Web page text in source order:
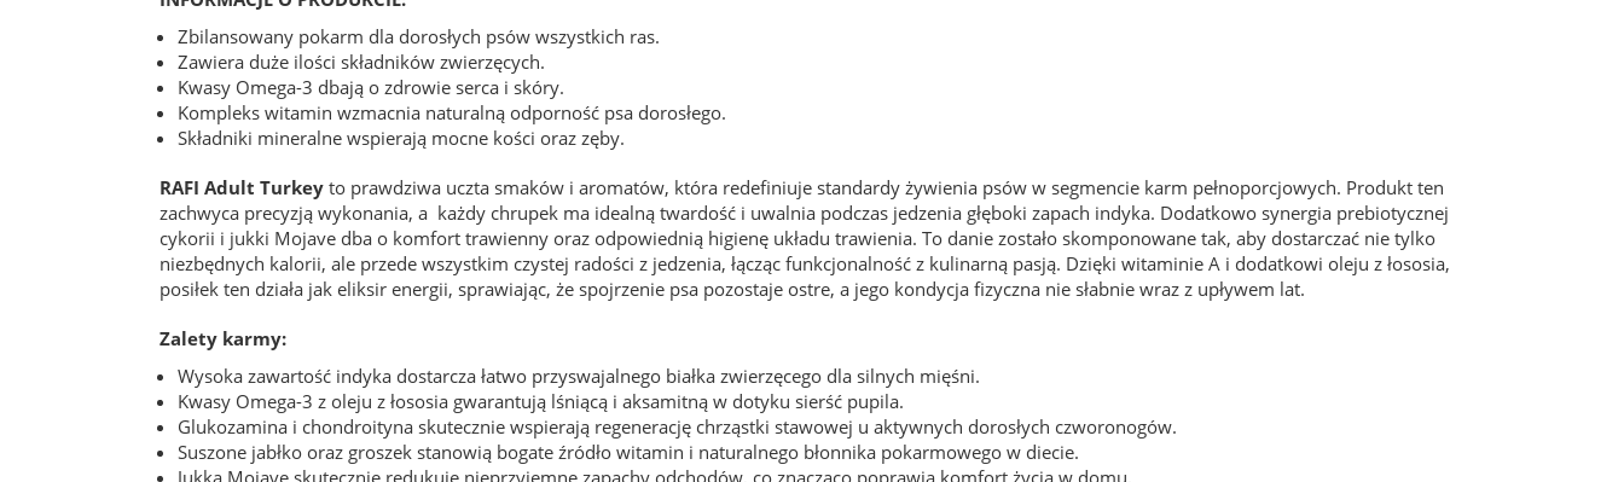
Zbilansowany pokarm dla dorosłych psów wszystkich ras.
Zawiera duże ilości składników zwierzęcych.
Kwasy Omega-3 dbają o zdrowie serca i skóry.
Kompleks witamin wzmacnia naturalną odporność psa dorosłego.
Składniki mineralne wspierają mocne kości oraz zęby.
RAFI Adult Turkey to prawdziwa uczta smaków i aromatów, która redefiniuje standardy żywienia psów w segmencie karm pełnoporcjowych. Produkt ten
zachwyca precyzją wykonania, a każdy chrupek ma idealną twardość i uwalnia podczas jedzenia głęboki zapach indyka. Dodatkowo synergia prebiotycznej
cykorii i jukki Mojave dba o komfort trawienny oraz odpowiednią higienę układu trawienia. To danie zostało skomponowane tak, aby dostarczać nie tylko
niezbędnych kalorii, ale przede wszystkim czystej radości z jedzenia, łącząc funkcjonalność z kulinarną pasją. Dzięki witaminie A i dodatkowi oleju z łososia,
posiłek ten działa jak eliksir energii, sprawiając, że spojrzenie psa pozostaje ostre, a jego kondycja fizyczna nie słabnie wraz z upływem lat.
Zalety karmy:
Wysoka zawartość indyka dostarcza łatwo przyswajalnego białka zwierzęcego dla silnych mięśni.
Kwasy Omega-3 z oleju z łososia gwarantują lśniącą i aksamitną w dotyku sierść pupila.
Glukozamina i chondroityna skutecznie wspierają regenerację chrząstki stawowej u aktywnych dorosłych czworonogów.
Suszone jabłko oraz groszek stanowią bogate źródło witamin i naturalnego błonnika pokarmowego w diecie.
Jukka Mojave skutecznie redukuje nieprzyjemne zapachy odchodów, co znacząco poprawia komfort życia w domu.